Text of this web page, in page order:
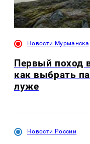
Новости Мурманска
Первый поход
как выбрать
луже
Новости России